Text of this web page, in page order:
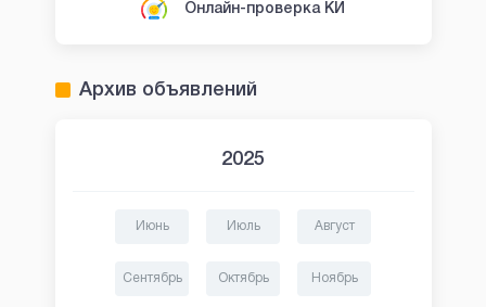
Онлайн-проверка КИ
Архив объявлений
2025
Июнь Июль Август
Сентябрь Октябрь Ноябрь